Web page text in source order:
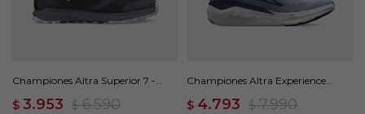
Championes Altra Superior 7 -
$ 3.953 $ 6.590
Championes Altra Experience
$ 4.793 $ 7.990